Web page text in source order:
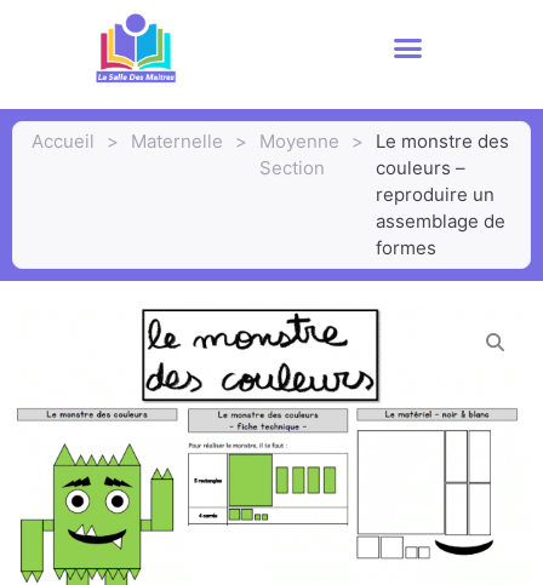
Accueil > Maternelle >
Moyenne
Section
>
Le monstre des
couleurs –
reproduire un
assemblage de
formes